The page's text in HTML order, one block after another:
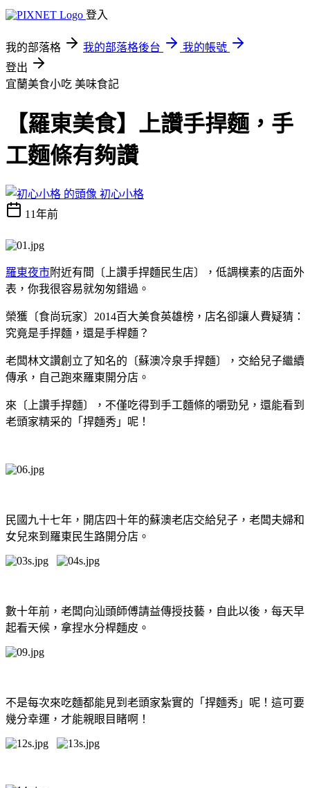
登入
我的部落格 我的部落格後台
我的帳號
登出
宜蘭美食小吃 美味食記
【羅東美食】上讚手捍麵，手
工麵條有夠讚
初心小格
11年前
羅東夜市附近有間〔上讚手捍麵民生店〕，低調樸素的店面外
表，你我很容易就匆匆錯過。
榮獲〔食尚玩家〕2014百大美食英雄榜，店名卻讓人費疑猜：
究竟是手捍麵，還是手桿麵？
老闆林文讚創立了知名的〔蘇澳冷泉手捍麵〕，交給兒子繼續
傳承，自己跑來羅東開分店。
來〔上讚手捍麵〕，不僅吃得到手工麵條的嚼勁兒，還能看到
老頭家精采的「捍麵秀」呢！
民國九十七年，開店四十年的蘇澳老店交給兒子，老闆夫婦和
女兒來到羅東民生路開分店。
數十年前，老闆向汕頭師傅請益傳授技藝，自此以後，每天早
起看天候，拿捏水分桿麵皮。
不是每次來吃麵都能見到老頭家紮實的「捍麵秀」呢！這可要
幾分幸運，才能親眼目睹啊！